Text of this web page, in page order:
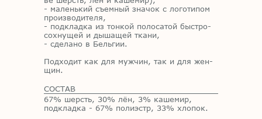
- ма­лень­кий съем­ный зна­чок с ло­го­ти­пом
про­из­во­ди­те­ля,
- под­клад­ка из тон­кой по­ло­са­той быст­ро­
сох­ну­щей и ды­ша­щей тка­ни,
- сде­ла­но в Бель­гии.
Под­хо­дит как для муж­чин, так и для жен­
щин.
СОСТАВ
67% шерсть, 30% лён, 3% кашемир,
подкладка - 67% полиэстр, 33% хлопок.